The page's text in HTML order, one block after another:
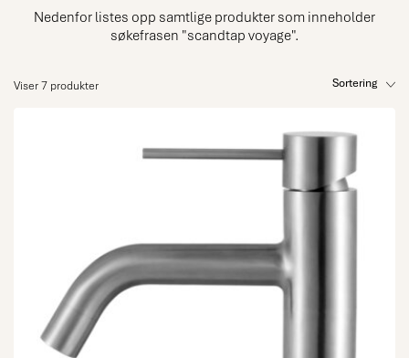
Viser 7 produkter
Nedenfor listes opp samtlige produkter som inneholder
søkefrasen "scandtap voyage".
Sortering